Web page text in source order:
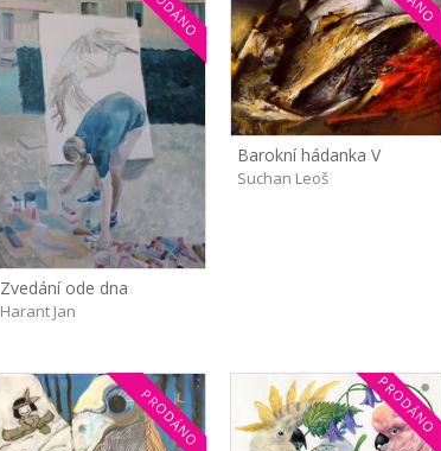
Zvedání ode dna
Harant Jan
Barokní hádanka V
Suchan Leoš
PRODÁNO PRODÁNO